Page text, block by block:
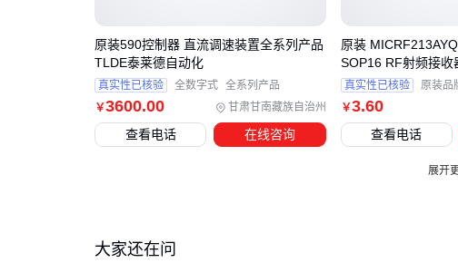
忽
错
超
防爆
￥3600.00 甘肃甘南藏族自治州
原装590控制器 直流调速装置全系列产品
TLDE泰莱德自动化
真实性已核验 全数字式 全系列产品
查看电话 在线咨询
￥3.60
原装
SOP16 RF射频接收
真实性已核验 原装品
查看电话
展开
大家还在问